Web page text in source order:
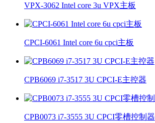
VPX-3062 Intel core 3u VPX主板
CPCI-6061 Intel core 6u cpci主板
CPB6069 i7-3517 3U CPCI-E主控器
CPB0073 i7-3555 3U CPCI零槽控制器